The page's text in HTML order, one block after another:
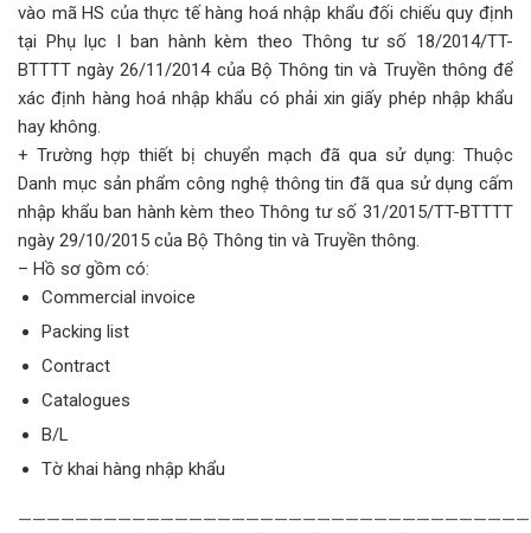
vào mã HS của thực tế hàng hoá nhập khẩu đối chiếu quy định
tại Phụ lục I ban hành kèm theo Thông tư số 18/2014/TT-
BTTTT ngày 26/11/2014 của Bộ Thông tin và Truyền thông để
xác định hàng hoá nhập khẩu có phải xin giấy phép nhập khẩu
hay không.
+ Trường hợp thiết bị chuyển mạch đã qua sử dụng: Thuộc
Danh mục sản phẩm công nghệ thông tin đã qua sử dụng cấm
nhập khẩu ban hành kèm theo Thông tư số 31/2015/TT-BTTTT
ngày 29/10/2015 của Bộ Thông tin và Truyền thông.
– Hồ sơ gồm có:
Commercial invoice
Packing list
Contract
Catalogues
B/L
Tờ khai hàng nhập khẩu